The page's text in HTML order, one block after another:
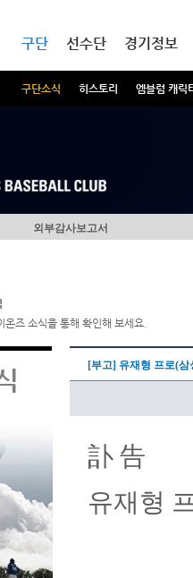
구단
구단소식 히스토리 엠블럼 캐릭
선수단 경기정보
외부감사보고서
즈 소식을 통해 확인해 보세요.
[부고] 유재형 프로(
訃 告
유재형